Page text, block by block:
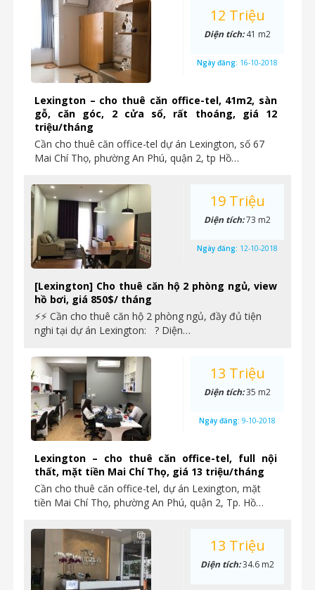
Lexington – cho thuê căn office-tel, 41m2, sàn
gỗ, căn góc, 2 cửa sổ, rất thoáng, giá 12
triệu/tháng
Cần cho thuê căn office-tel dự án Lexington, số 67
Mai Chí Thọ, phường An Phú, quận 2, tp Hồ…
12 Triệu
Diện tích:41 m2
Ngày đăng: 16-10-2018
[Lexington] Cho thuê căn hộ 2 phòng ngủ, view
hồ bơi, giá 850$/ tháng
⚡⚡ Cần cho thuê căn hộ 2 phòng ngủ, đầy đủ tiện
nghi tại dự án Lexington: ? Diện…
19 Triệu
Diện tích:73 m2
Ngày đăng: 12-10-2018
Lexington – cho thuê căn office-tel, full nội
thất, mặt tiền Mai Chí Thọ, giá 13 triệu/tháng
Cần cho thuê căn office-tel, dự án Lexington, mặt
tiền Mai Chí Thọ, phường An Phú, quận 2, Tp. Hồ…
13 Triệu
Diện tích:35 m2
Ngày đăng: 9-10-2018
13 Triệu
Diện tích:34.6 m2